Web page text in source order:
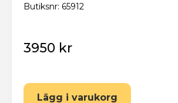
Butiksnr: 65912
3950 kr
Lägg i varukorg